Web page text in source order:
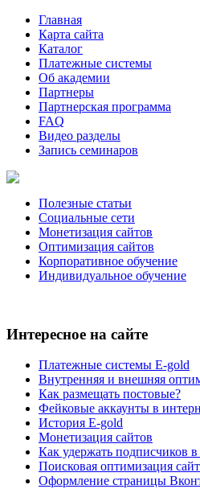
Главная
Карта сайта
Каталог
Платежные системы
Об академии
Партнеры
Партнерская программа
FAQ
Видео разделы
Запись семинаров
Полезные статьи
Социальные сети
Монетизация сайтов
Оптимизация сайтов
Корпоративное обучение
Индивидуальное обучение
Интересное на сайте
Платежные системы E-gold
Внутренняя и внешняя
Как размещать постовые?
Фейковые аккаунты в
История E-gold
Монетизация сайтов
Как удержать подписчиков
Поисковая оптимизация
Оформление страницы